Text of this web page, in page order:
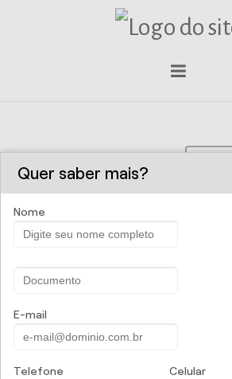
Seguro Saúde
corporativa a um atendimento
Quer saber mais?
Nome
E-mail
Telefone Celular